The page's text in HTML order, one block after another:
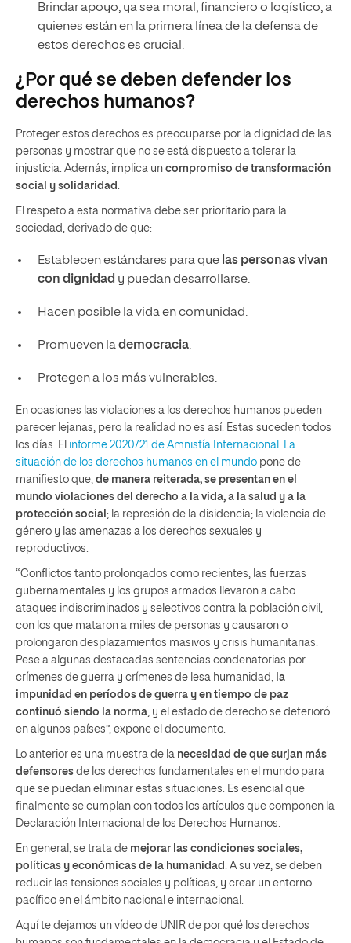
Brindar apoyo, ya sea moral, financiero o logístico, a
quienes están en la primera línea de la defensa de
estos derechos es crucial.
¿Por qué se deben defender los
derechos humanos?
Proteger estos derechos es preocuparse por la dignidad de las
personas y mostrar que no se está dispuesto a tolerar la
injusticia. Además, implica un compromiso de transformación
social y solidaridad
El respeto a esta normativa debe ser prioritario para la
sociedad, derivado de que:
Establecen estándares para que las personas vivan
con dignidad y puedan desarrollarse.
Hacen posible la vida en comunidad.
Promueven lademocracia.
Protegen a los más vulnerables.
En ocasiones las violaciones a los derechos humanos pueden
parecer lejanas, pero la realidad no es así. Estas suceden todos
los días. El informe 2020/21 de Amnistía Internacional: La
situación de los derechos humanos en el mundo pone de
manifiesto que, de manera reiterada, se presentan en el
mundo violaciones del derecho a la vida, a la salud y a la
protección social ; la represión de la disidencia; la violencia de
género y las amenazas a los derechos sexuales y
reproductivos.
“Conflictos tanto prolongados como recientes, las fuerzas
gubernamentales y los grupos armados llevaron a cabo
ataques indiscriminados y selectivos contra la población civil,
con los que mataron a miles de personas y causaron o
prolongaron desplazamientos masivos y crisis humanitarias.
Pese a algunas destacadas sentencias condenatorias por
crímenes de guerra y crímenes de lesa humanidad,
la
impunidad en períodos de guerra y en tiempo de paz
continuó siendo la norma , y el estado de derecho se deterioró
en algunos países”, expone el documento.
Lo anterior es una muestra de la necesidad de que surjan más
defensores de los derechos fundamentales en el mundo para
que se puedan eliminar estas situaciones. Es esencial que
finalmente se cumplan con todos los artículos que componen la
Declaración Internacional de los Derechos Humanos.
En general, se trata de mejorar las condiciones sociales,
políticas y económicas de la humanidad . A su vez, se deben
reducir las tensiones sociales y políticas, y crear un entorno
pacífico en el ámbito nacional e internacional.
Aquí te dejamos un vídeo de UNIR de por qué los derechos